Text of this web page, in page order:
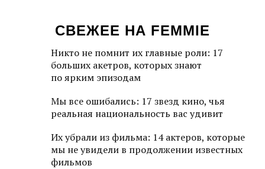
СВЕЖЕЕ НА FEMMIE
Никто не помнит их главные роли: 17
больших акетров, которых знают
по ярким эпизодам
Мы все ошибались: 17 звезд кино, чья
реальная национальность вас удивит
Их убрали из фильма: 14 актеров, которые
мы не увидели в продолжении известных
фильмов